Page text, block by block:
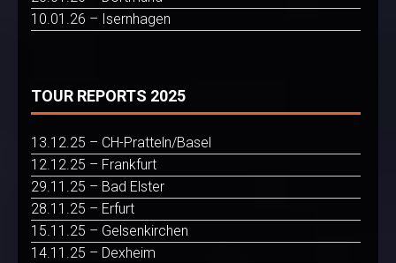
10.01.26 – Isernhagen
TOUR REPORTS 2025
13.12.25 – CH-Pratteln/Basel
12.12.25 – Frankfurt
29.11.25 – Bad Elster
28.11.25 – Erfurt
15.11.25 – Gelsenkirchen
14.11.25 – Dexheim